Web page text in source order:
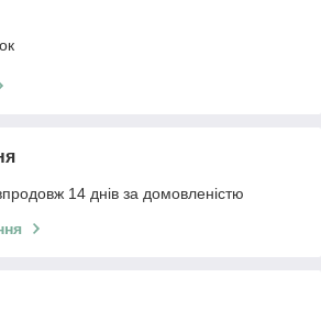
14 днів за домовленістю